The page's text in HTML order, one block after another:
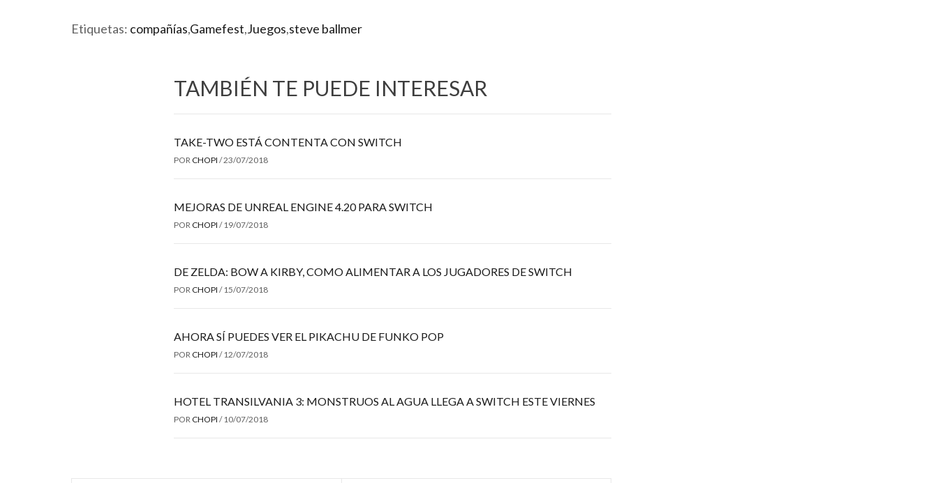
Etiquetas: compañías,Gamefest,Juegos,steve ballmer
TAMBIÉN TE PUEDE INTERESAR
TAKE-TWO ESTÁ CONTENTA CON SWITCH
POR CHOPI /23/07/2018
MEJORAS DE UNREAL ENGINE 4.20 PARA SWITCH
POR CHOPI / 19/07/2018
DE ZELDA: BOW A KIRBY, COMO ALIMENTAR A LOS JUGADORES DE SWITCH
POR CHOPI / 15/07/2018
AHORA SÍ PUEDES VER EL PIKACHU DE FUNKO POP
POR CHOPI / 12/07/2018
HOTEL TRANSILVANIA 3: MONSTRUOS AL AGUA LLEGA A SWITCH ESTE VIERNES
POR CHOPI / 10/07/2018